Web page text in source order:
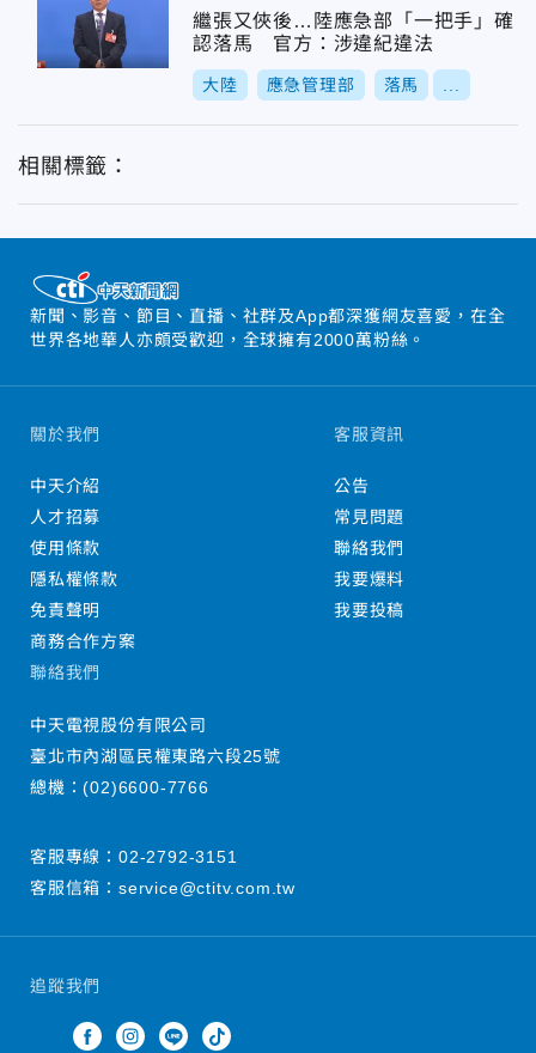
繼張又俠後…陸應急部「一把手」確
認落馬 官方：涉違紀違法
大陸 應急管理部 落馬
相關標籤：
新聞、影音、節目、直播、社群及App都深獲網友喜愛，在全
世界各地華人亦頗受歡迎，全球擁有2000萬粉絲。
追蹤我們
關於我們
中天介紹
人才招募
使用條款
隱私權條款
免責聲明
商務合作方案
客服資訊
公告
常見問題
聯絡我們
我要爆料
我要投稿
聯絡我們
中天電視股份有限公司
臺北市內湖區民權東路六段25號
總機：(02)6600-7766
客服專線： 02-2792-3151
客服信箱： service@ctitv.com.tw